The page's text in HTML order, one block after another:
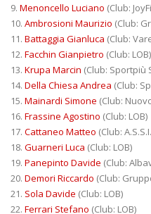
9. Menoncello Luciano (Club:
10. Ambrosioni Maurizio (Club:
11. Battaggia Gianluca (Club:
12. Facchin Gianpietro (Club: LOB)
13. Krupa Marcin (Club: Sportpiù
14. Della Chiesa Andrea (Club:
15. Mainardi Simone (Club:
16. Frassine Agostino (Club: LOB)
17. Cattaneo Matteo (Club:
18. Guarneri Luca (Club: LOB)
19. Panepinto Davide (Club:
20. Demori Riccardo (Club:
21. Sola Davide (Club: LOB)
22. Ferrari Stefano (Club: LOB)